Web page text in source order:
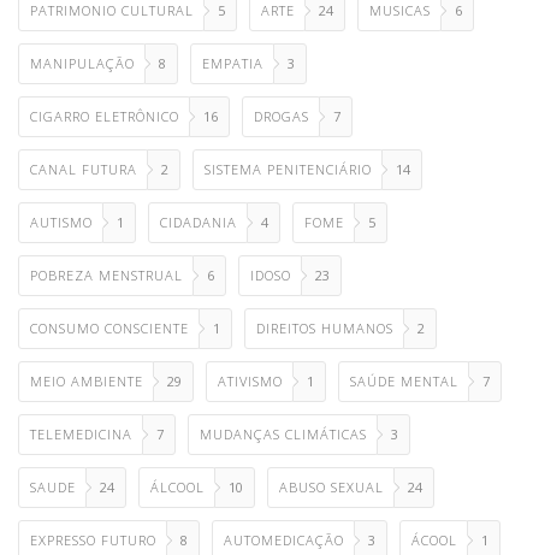
PATRIMONIO CULTURAL 5 ARTE 24 MUSICAS 6
MANIPULAÇÃO 8 EMPATIA 3
CIGARRO ELETRÔNICO 16 DROGAS 7
CANAL FUTURA 2 SISTEMA PENITENCIÁRIO 14
AUTISMO 1 CIDADANIA 4 FOME 5
POBREZA MENSTRUAL 6 IDOSO 23
CONSUMO CONSCIENTE 1 DIREITOS HUMANOS 2
MEIO AMBIENTE 29 ATIVISMO 1 SAÚDE MENTAL 7
TELEMEDICINA 7 MUDANÇAS CLIMÁTICAS 3
SAUDE 24 ÁLCOOL 10 ABUSO SEXUAL 24
EXPRESSO FUTURO 8 AUTOMEDICAÇÃO 3 ÁCOOL 1